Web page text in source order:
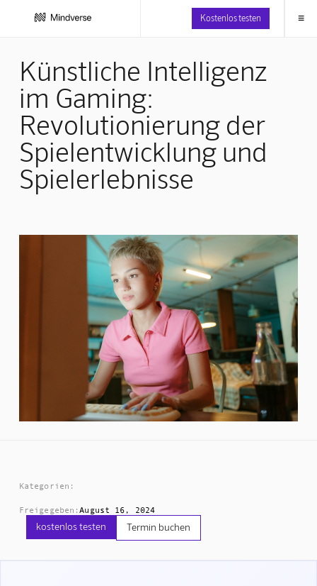
Kostenlos testen ≡
Künstliche Intelligenz
im Gaming:
Revolutionierung der
Spielentwicklung und
Spielerlebnisse
Kategorien:
Freigegeben:August 16, 2024
kostenlos testen Termin buchen